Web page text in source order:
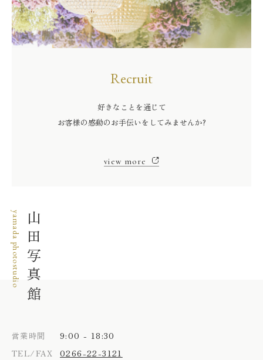
Recruit
好きなことを通じて
お客様の感動のお手伝いをしてみませんか?
view more
山田写真館
yamada photostudio
営業時間 9:00 - 18:30
TEL/FAX 0266-22-3121